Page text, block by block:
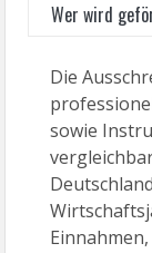
Wer wird
Die
sowie